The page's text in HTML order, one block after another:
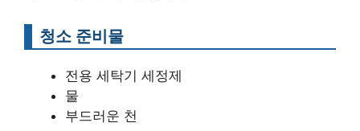
청소 준비물
전용 세탁기 세정제
물
부드러운 천